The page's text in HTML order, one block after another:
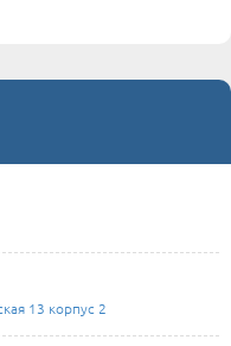
13 корпус 2